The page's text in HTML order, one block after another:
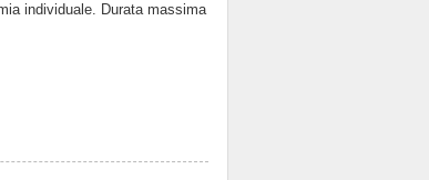
individuale. Durata massima